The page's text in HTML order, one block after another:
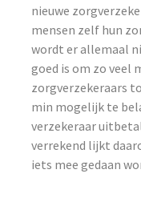
nieuwe
mensen zelf hun
wordt er allemaal
goed is om zo veel
zorgverzekeraars
min mogelijk te
verzekeraar
verrekend lijkt
iets mee gedaan